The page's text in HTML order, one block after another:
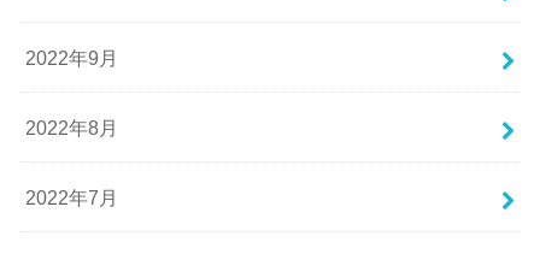
2022年9月
2022年8月
2022年7月